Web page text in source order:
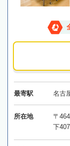
最寄駅 名古
所在地
〒
下